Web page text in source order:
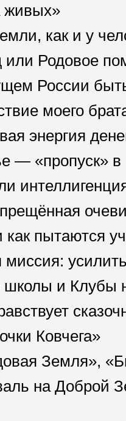
живых»
как и у
Родовое
России
моего
энергия
— «пропуск» в
пытаются
школы и Клубы
Ковчега»
Земля»,
на Доброй